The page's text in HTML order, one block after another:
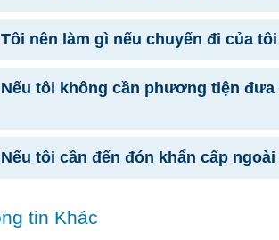
nên làm gì nếu chuyến đi của
tôi không cần phương tiện
tôi cần đến đón khẩn cấp
tin Khác